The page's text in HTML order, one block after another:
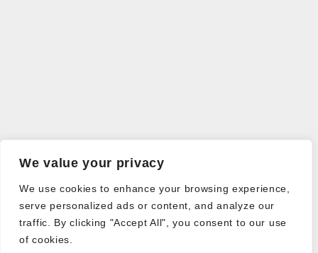
We value your privacy
We use cookies to enhance your browsing experience,
serve personalized ads or content, and analyze our
traffic. By clicking "Accept All", you consent to our use
of cookies.